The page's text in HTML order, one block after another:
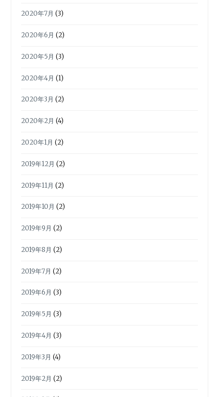
2020年7月 (3)
2020年6月 (2)
2020年5月 (3)
2020年4月 (1)
2020年3月 (2)
2020年2月 (4)
2020年1月 (2)
2019年12月 (2)
2019年11月 (2)
2019年10月 (2)
2019年9月 (2)
2019年8月 (2)
2019年7月 (2)
2019年6月 (3)
2019年5月 (3)
2019年4月 (3)
2019年3月 (4)
2019年2月 (2)